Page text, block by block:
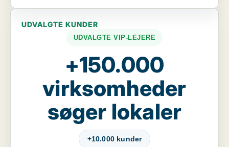
UDVALGTE KUNDER
UDVALGTE VIP-LEJERE
+150.000
virksomheder
søger lokaler
+10.000 kunder